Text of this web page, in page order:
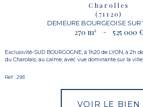
Charolles
(71120)
DEMEURE BOURGEOISE
270 m² - 525 000 €
Exclusivité-SUD BOURGOGNE, à 1h20 de LYON, à 2h
du Charolais, au calme, avec vue dominante sur la ville,
Réf : 293
VOIR LE BIEN